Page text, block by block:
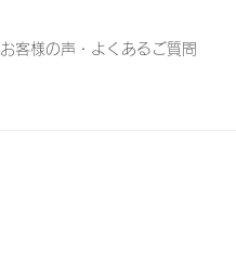
お客様の声・よくあるご質問